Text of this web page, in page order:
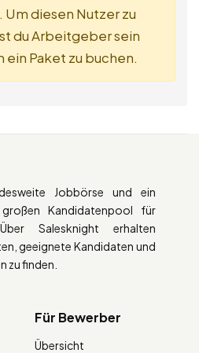
Um diesen Nutzer zu
du Arbeitgeber sein
ein Paket zu buchen.
Jobbörse und ein
Kandidatenpool für
Salesknight erhalten
geeignete Kandidaten und
zu finden.
Für Bewerber
Übersicht